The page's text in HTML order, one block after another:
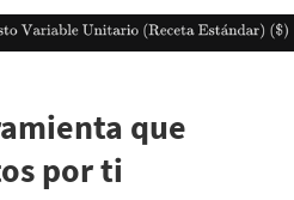
que
por ti